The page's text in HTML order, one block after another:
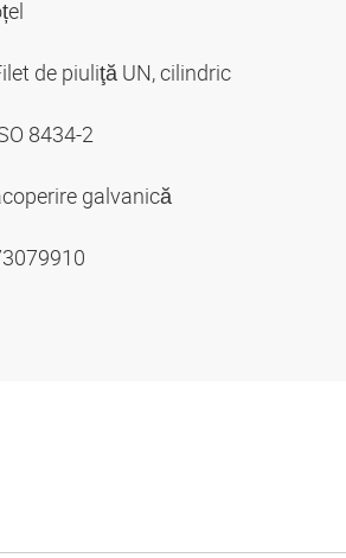
de piuliţă UN, cilindric
8434-2
galvanică